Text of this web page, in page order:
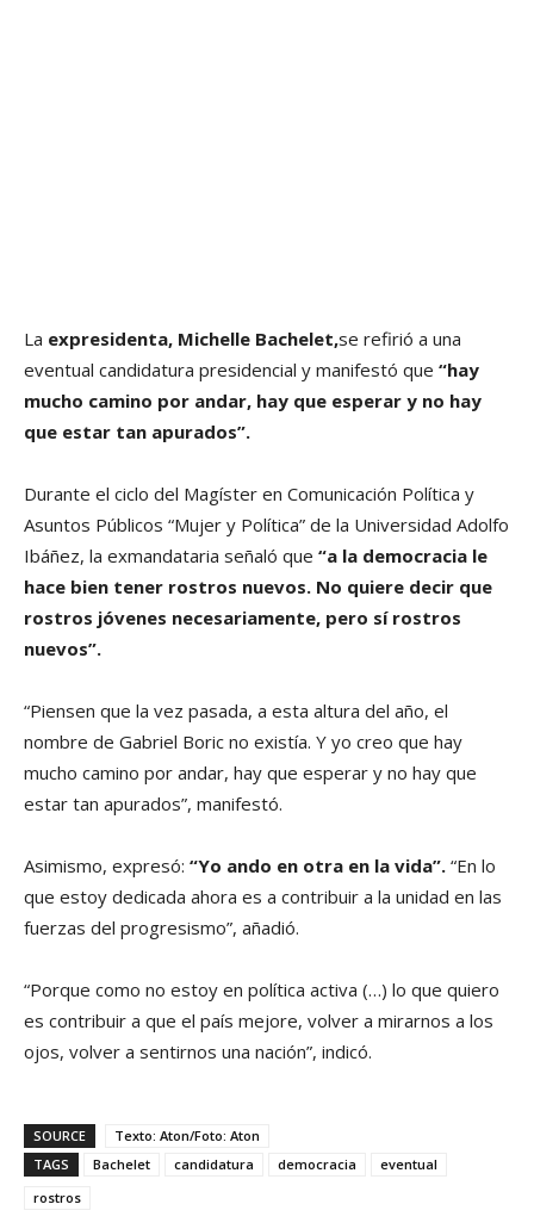
La expresidenta, Michelle Bachelet,se refirió a una
eventual candidatura presidencial y manifestó que “hay
mucho camino por andar, hay que esperar y no hay
que estar tan apurados”.
Durante el ciclo del Magíster en Comunicación Política y
Asuntos Públicos “Mujer y Política” de la Universidad Adolfo
Ibáñez, la exmandataria señaló que “a la democracia le
hace bien tener rostros nuevos. No quiere decir que
rostros jóvenes necesariamente, pero sí rostros
nuevos”.
“Piensen que la vez pasada, a esta altura del año, el
nombre de Gabriel Boric no existía. Y yo creo que hay
mucho camino por andar, hay que esperar y no hay que
estar tan apurados”, manifestó.
Asimismo, expresó: “Yo ando en otra en la vida”. “En lo
que estoy dedicada ahora es a contribuir a la unidad en las
fuerzas del progresismo”, añadió.
“Porque como no estoy en política activa (…) lo que quiero
es contribuir a que el país mejore, volver a mirarnos a los
ojos, volver a sentirnos una nación”, indicó.
SOURCE
Texto: Aton/Foto: Aton
TAGS
Bachelet candidatura democracia
eventual
rostros